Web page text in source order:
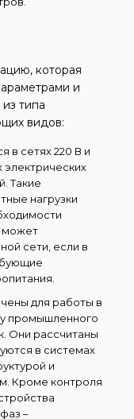
которая
и
типа
видов:
в сетях 220 В и
Такие
нагрузки
может
сети, если в
для работы в
промышленного
Они рассчитаны
в системах
и
Кроме контроля
–